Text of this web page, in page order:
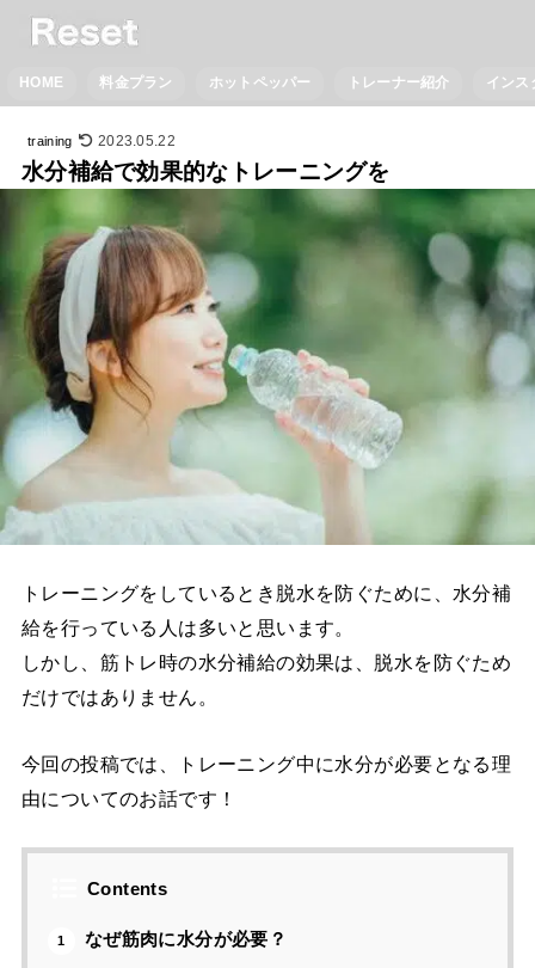
HOME 料金プラン ホットペッパー トレーナー紹介 インス
training 2023.05.22
水分補給で効果的なトレーニングを
トレーニングをしているとき脱水を防ぐために、水分補
給を行っている人は多いと思います。
しかし、筋トレ時の水分補給の効果は、脱水を防ぐため
だけではありません。
今回の投稿では、トレーニング中に水分が必要となる理
由についてのお話です！
Contents
1 なぜ筋肉に水分が必要？